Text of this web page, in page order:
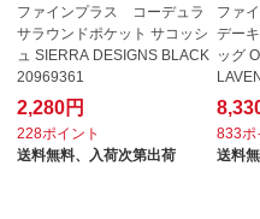
ファインプラス コーデュラ
サラウンドポケット サコッシ
ュ SIERRA DESIGNS BLACK
20969361
2,280円
228ポイント
送料無料、 入荷次第出荷
ファ
デー
ッグ
833ポ
送料無